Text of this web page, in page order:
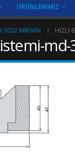
ÜRÜNLERIMIZ
3032 MİKSAN HIZLI-